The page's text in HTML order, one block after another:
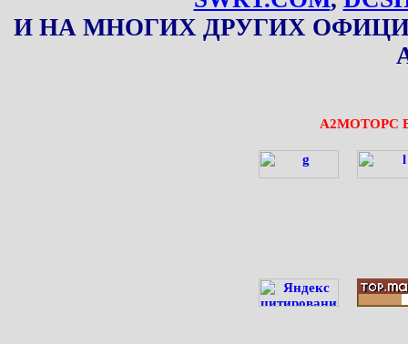
И НА МНОГИХ ДРУГИХ
А2МОТОРС